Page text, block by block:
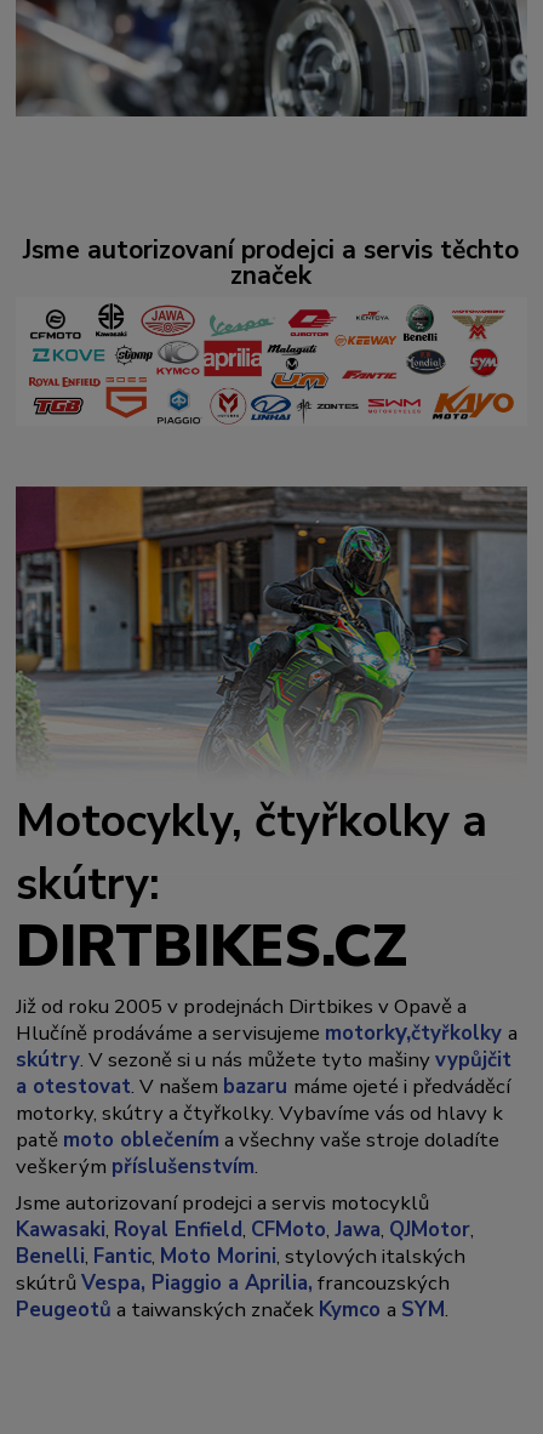
Jsme autorizovaní prodejci a servis těchto
značek
Motocykly, čtyřkolky a
skútry:
DIRTBIKES.CZ
Již od roku 2005 v prodejnách Dirtbikes v Opavě a
Hlučíně prodáváme a servisujeme motorky,čtyřkolkya
skútry. V sezoně si u nás můžete tyto mašinyvypůjčit
a otestovat. V našem bazaru máme ojeté i předváděcí
motorky, skútry a čtyřkolky. Vybavíme vás od hlavy k
patě moto oblečením a všechny vaše stroje doladíte
veškerým příslušenstvím.
Jsme autorizovaní prodejci a servis motocyklů
Kawasaki, Royal Enfield, CFMoto,Jawa, QJMotor,
Benelli, Fantic, Moto Morini, stylových italských
skútrůVespa, Piaggio a Aprilia, francouzských
Peugeotů a taiwanských značek Kymcoa SYM.